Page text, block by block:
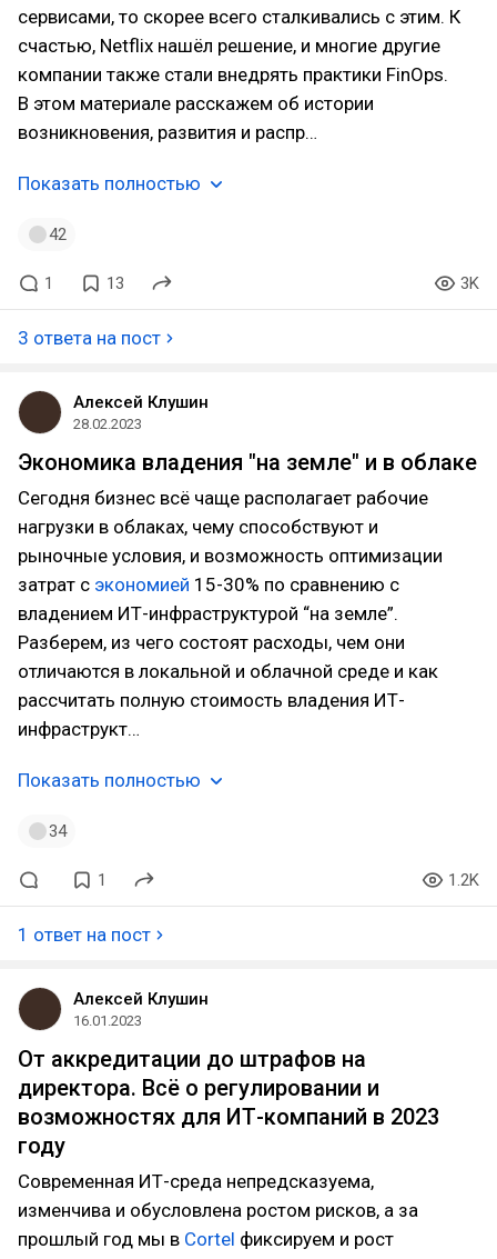
сервисами, то скорее всего сталкивались с этим. К
счастью, Netflix нашёл решение, и многие другие
компании также стали внедрять практики FinOps.
В этом материале расскажем об истории
возникновения, развития и распр…
Показать полностью
42
1 13 3K
3 ответа на пост
Алексей Клушин
28.02.2023
Экономика владения "на земле" и в облаке
Сегодня бизнес всё чаще располагает рабочие
нагрузки в облаках, чему способствуют и
рыночные условия, и возможность оптимизации
затрат с экономией 15-30% по сравнению с
владением ИТ-инфраструктурой “на земле”.
Разберем, из чего состоят расходы, чем они
отличаются в локальной и облачной среде и как
рассчитать полную стоимость владения ИТ-
инфраструкт…
Показать полностью
34
1 1.2K
1 ответ на пост
Алексей Клушин
16.01.2023
От аккредитации до штрафов на
директора. Всё о регулировании и
возможностях для ИТ-компаний в 2023
году
Современная ИТ-среда непредсказуема,
изменчива и обусловлена ростом рисков, а за
прошлый год мы в Cortel фиксируем и рост